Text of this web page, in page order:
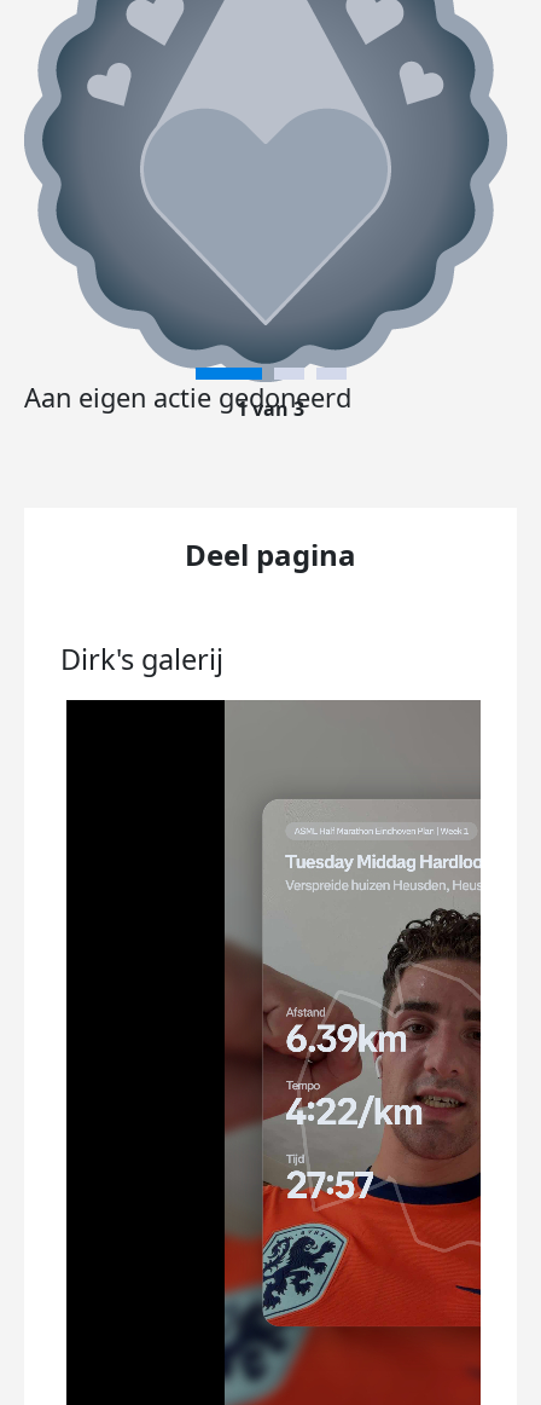
Aan eigen actie gedoneerd
1 van 3
Deel pagina
Dirk's galerij